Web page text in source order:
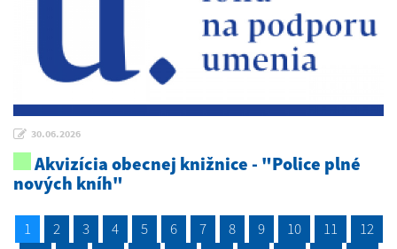
30.06.2026
Akvizícia obecnej knižnice - "Police plné
nových kníh"
1 2 3 4 5 6 7 8 9 10 11
12